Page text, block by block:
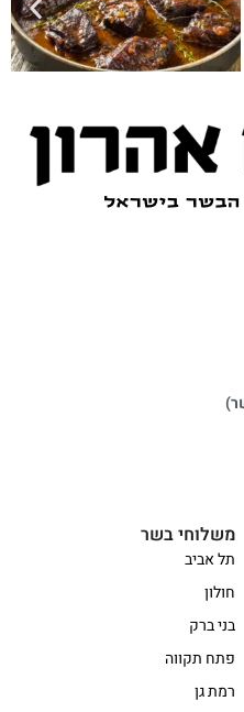
משלוחי בשר
תל אביב
חולון
בני ברק
פתח תקווה
רמת גן